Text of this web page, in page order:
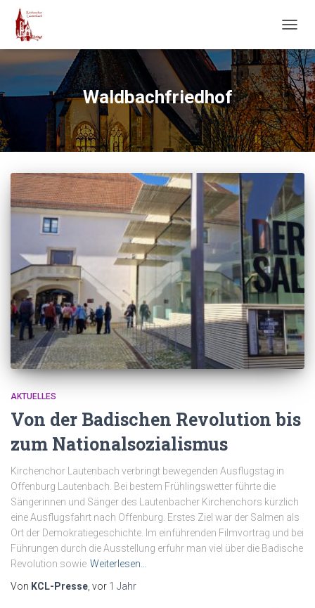
Waldbachfriedhof
AKTUELLES
Von der Badischen Revolution bis
zum Nationalsozialismus
Kirchenchor Lautenbach verbringt bewegenden Ausflugstag in
Offenburg Lautenbach. Bei bestem Frühlingswetter führte die
Sängerinnen und Sänger des Lautenbacher Kirchenchors kürzlich
eine Ausflugsfahrt nach Offenburg. Erstes Ziel war der Salmen als
Ort der Demokratiegeschichte. Im einführenden Filmvortrag und bei
Führungen durch die Ausstellung erfuhr man viel über die Badische
Revolution sowie Weiterlesen…
Von KCL-Presse , vor 1 Jahr